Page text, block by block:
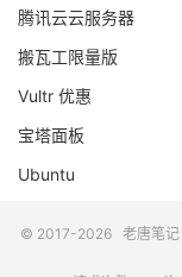
腾讯云云服务器
搬瓦工限量版
Vultr 优惠
宝塔面板
Ubuntu
© 2017-2026 老唐笔记